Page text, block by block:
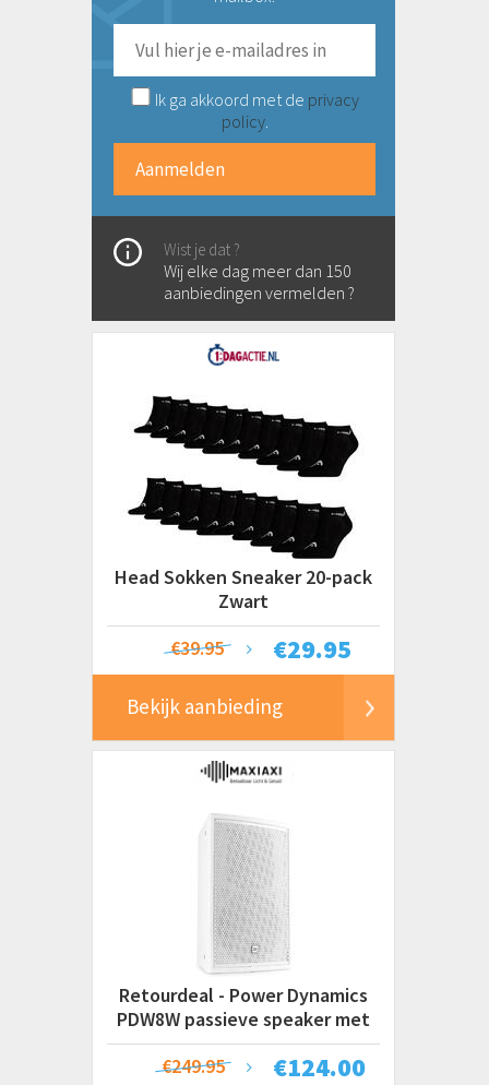
Ik ga akkoord met de privacy
policy.
Wist je dat ?
Wij elke dag meer dan 150
aanbiedingen vermelden ?
Head Sokken Sneaker 20-pack
Zwart
€29.95
€39.95
Bekijk aanbieding
Retourdeal - Power Dynamics
PDW8W passieve speaker met
muurbeugel -
€124.00
€249.95